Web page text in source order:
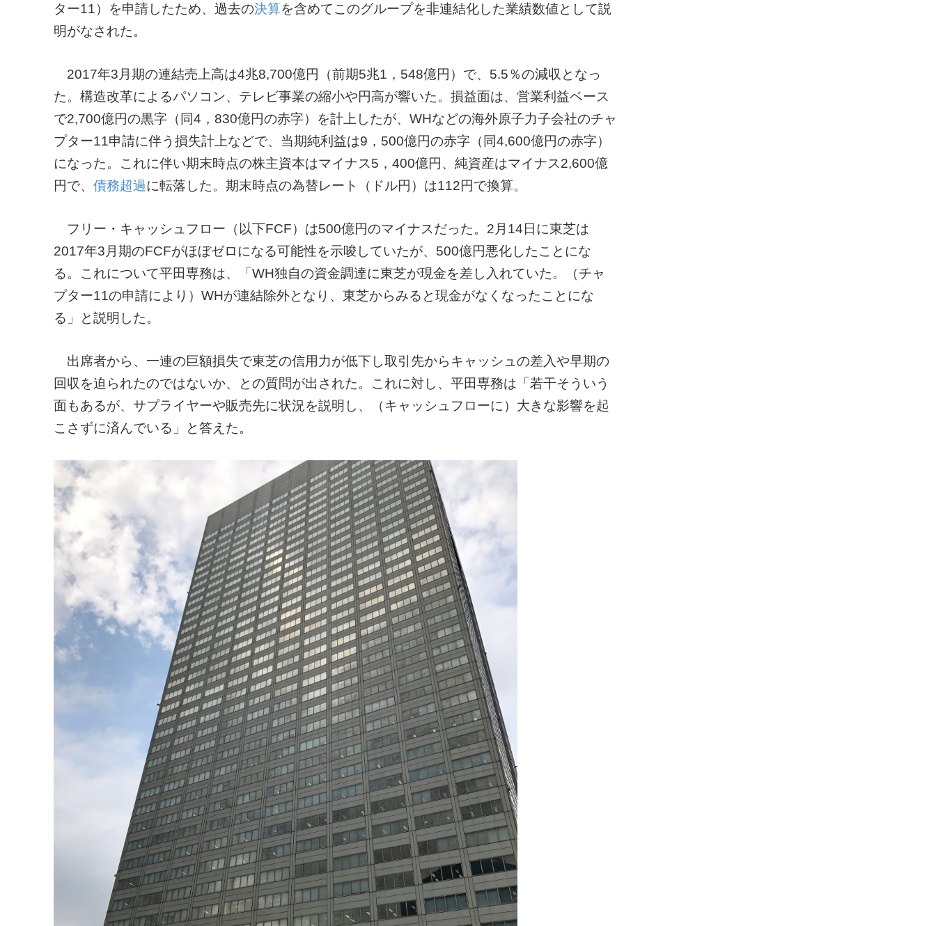
ター11）を申請したため、過去の決算を含めてこのグループを非連結化した業績数値として説
明がなされた。
2017年3月期の連結売上高は4兆8,700億円（前期5兆1，548億円）で、5.5％の減収となっ
た。構造改革によるパソコン、テレビ事業の縮小や円高が響いた。損益面は、営業利益ベース
で2,700億円の黒字（同4，830億円の赤字）を計上したが、WHなどの海外原子力子会社のチャ
プター11申請に伴う損失計上などで、当期純利益は9，500億円の赤字（同4,600億円の赤字）
になった。これに伴い期末時点の株主資本はマイナス5，400億円、純資産はマイナス2,600億
円で、 債務超過に転落した。期末時点の為替レート（ドル円）は112円で換算。
フリー・キャッシュフロー（以下FCF）は500億円のマイナスだった。2月14日に東芝は
2017年3月期のFCFがほぼゼロになる可能性を示唆していたが、500億円悪化したことにな
る。これについて平田専務は、「WH独自の資金調達に東芝が現金を差し入れていた。（チャ
プター11の申請により）WHが連結除外となり、東芝からみると現金がなくなったことにな
る」と説明した。
出席者から、一連の巨額損失で東芝の信用力が低下し取引先からキャッシュの差入や早期の
回収を迫られたのではないか、との質問が出された。これに対し、平田専務は「若干そういう
面もあるが、サプライヤーや販売先に状況を説明し、（キャッシュフローに）大きな影響を起
こさずに済んでいる」と答えた。